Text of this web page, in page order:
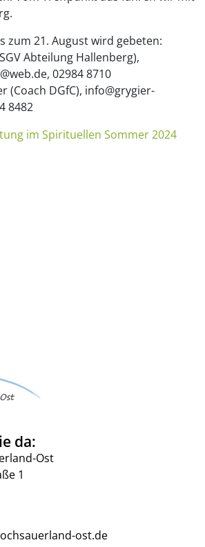
zum 21. August wird gebeten:
Abteilung Hallenberg),
02984 8710
(Coach DGfC), info@grygier-
8482
im Spirituellen Sommer 2024
da:
Ost
1
ost.de